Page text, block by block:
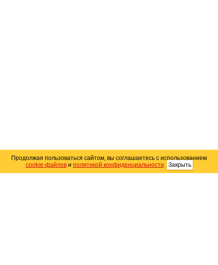
Продолжая пользоваться сайтом, вы соглашаетесь с использованием
cookie-файлови политикой конфиденциальности. Закрыть